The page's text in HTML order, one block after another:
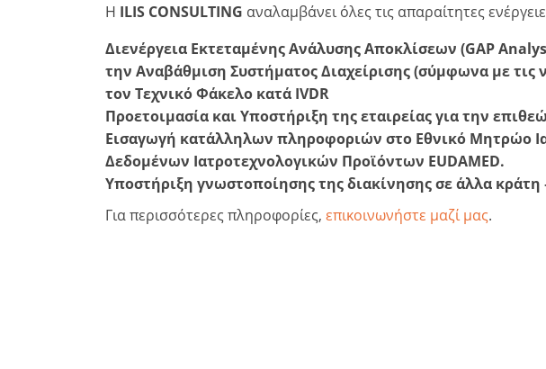
Η ILIS CONSULTING αναλαμβάνει όλες τις απαραίτητες
Διενέργεια Εκτεταμένης Ανάλυσης Αποκλίσεων (GAP
την Αναβάθμιση Συστήματος Διαχείρισης (σύμφωνα με τις
τον Τεχνικό Φάκελο κατά IVDR
Προετοιμασία και Υποστήριξη της εταιρείας για την
Εισαγωγή κατάλληλων πληροφοριών στο Εθνικό Μητρώο
Δεδομένων Ιατροτεχνολογικών Προϊόντων EUDAMED.
Υποστήριξη γνωστοποίησης της διακίνησης σε άλλα κράτη
Για περισσότερες πληροφορίες, επικοινωνήστε μαζί μας.